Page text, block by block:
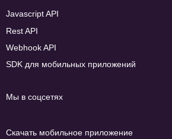
Javascript API
Rest API
Webhook API
SDK для мобильных приложений
Мы в соцсетях
Скачать мобильное приложение